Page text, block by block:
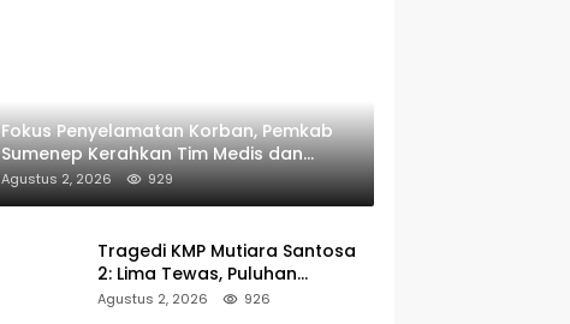
Fokus Penyelamatan Korban, Pemkab
Sumenep Kerahkan Tim Medis dan
Ambulans ke Pelabuhan Kalianget
Agustus 2, 2026 929
Tragedi KMP Mutiara Santosa
2: Lima Tewas, Puluhan
Penumpang Masih Dalam
Agustus 2, 2026 926